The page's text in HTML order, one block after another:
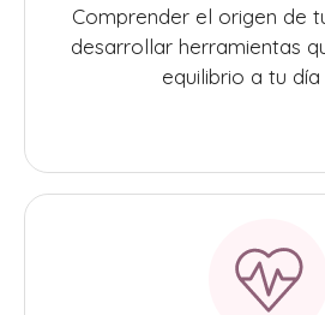
Comprender el origen de
desarrollar herramientas
equilibrio a tu día